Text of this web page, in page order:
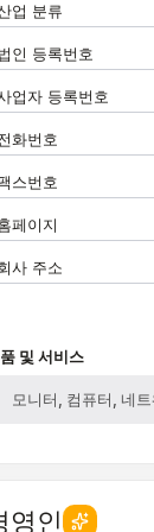
업 분류
인 등록번호
업자 등록번호
화번호
스번호
페이지
사 주소
및 서비스
모니터, 컴퓨터, 네
영인